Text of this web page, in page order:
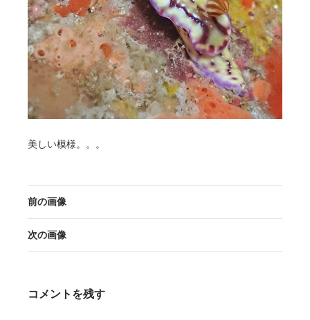
美しい模様。。。
前の画像
次の画像
コメントを残す